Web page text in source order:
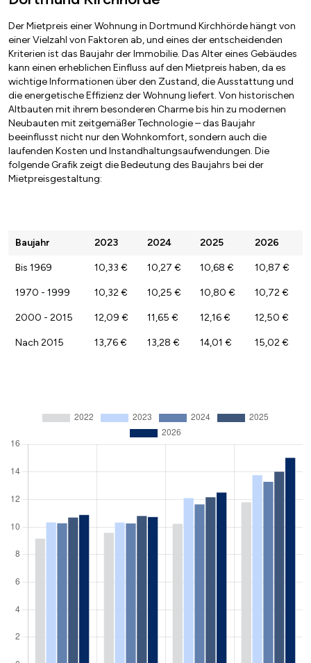
Der Mietpreis einer Wohnung in Dortmund Kirchhörde hängt von
einer Vielzahl von Faktoren ab, und eines der entscheidenden
Kriterien ist das Baujahr der Immobilie. Das Alter eines Gebäudes
kann einen erheblichen Einfluss auf den Mietpreis haben, da es
wichtige Informationen über den Zustand, die Ausstattung und
die energetische Effizienz der Wohnung liefert. Von historischen
Altbauten mit ihrem besonderen Charme bis hin zu modernen
Neubauten mit zeitgemäßer Technologie – das Baujahr
beeinflusst nicht nur den Wohnkomfort, sondern auch die
laufenden Kosten und Instandhaltungsaufwendungen. Die
folgende Grafik zeigt die Bedeutung des Baujahrs bei der
Mietpreisgestaltung:
Baujahr 2023 2024 2025 2026
Bis 1969 10,33 € 10,27 € 10,68 € 10,87 €
1970 - 1999 10,32 € 10,25 € 10,80 € 10,72 €
2000 - 2015 12,09 € 11,65 € 12,16 € 12,50 €
Nach 2015 13,76 € 13,28 € 14,01 € 15,02 €